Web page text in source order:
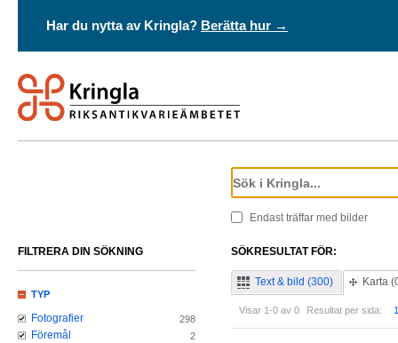
Har du nytta av Kringla? Berätta hur →
Endast träffar med bilder
SÖKRESULTAT FÖR:
Text & bild (300) Karta
Visar 1-0 av 0 Resultat per sida:
FILTRERA DIN SÖKNING
TYP
Fotografier 298
Föremål 2